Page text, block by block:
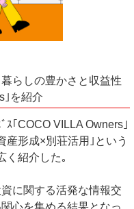
らしの豊かさと収益性
｣を紹介
ｽ｢COCO VILLA Owners｣
産形成×別荘活用｣という
く紹介した｡
に関する活発な情報交
心を集める結果となっ